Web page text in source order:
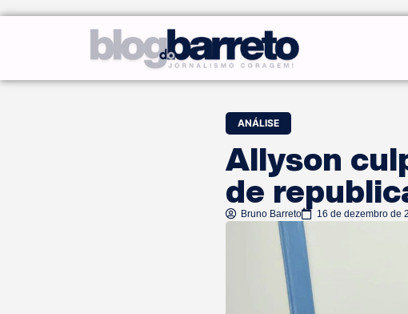
ANÁLISE
Allyson
de
Bruno Barreto 16 de dezembro de